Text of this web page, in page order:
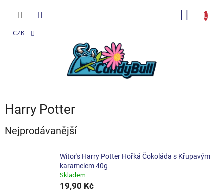
CZK
Harry Potter
Nejprodávanější
Witor's Harry Potter Hořká Čokoláda s Křupavým
karamelem 40g
Skladem
19,90 Kč